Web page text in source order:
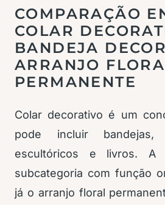
COMPARAÇÃO
COLAR
BANDEJA
ARRANJO
PERMANENTE
Colar decorativo é um
pode incluir bandejas,
escultóricos e livros. A
subcategoria com função
já o arranjo floral